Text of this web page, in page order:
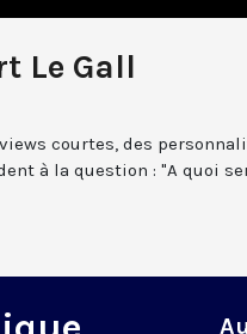
Le Gall
courtes, des
à la question : "A quoi